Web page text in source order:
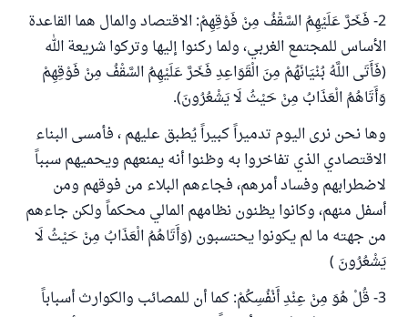
2- فَخَرَّ عَلَيْهِمُ السَّقْفُ مِنْ فَوْقِهِمْ: الاقتصاد والمال هما القاعدة
الأساس للمجتمع الغربي، ولما ركنوا إليها وتركوا شريعة الله
(فَأَتَى اللَّهُ بُنْيَانَهُمْ مِنَ الْقَوَاعِدِ فَخَرَّ عَلَيْهِمُ السَّقْفُ مِنْ فَوْقِهِمْ
وَأَتَاهُمُ الْعَذَابُ مِنْ حَيْثُ لَا يَشْعُرُونَ).
وها نحن نرى اليوم تدميراً كبيراً يُطبق عليهم ، فأمسى البناء
الاقتصادي الذي تفاخروا به وظنوا أنه يمنعهم ويحميهم سبباً
لاضطرابهم وفساد أمرهم، فجاءهم البلاء من فوقهم ومن
أسفل منهم، وكانوا يظنون نظامهم المالي محكماً ولكن جاءهم
من جهته ما لم يكونوا يحتسبون (وَأَتَاهُمُ الْعَذَابُ مِنْ حَيْثُ لَا
يَشْعُرُونَ )
3- قُلْ هُوَ مِنْ عِنْدِ أَنْفُسِكُمْ: كما أن للمصائب والكوارث أسباباً